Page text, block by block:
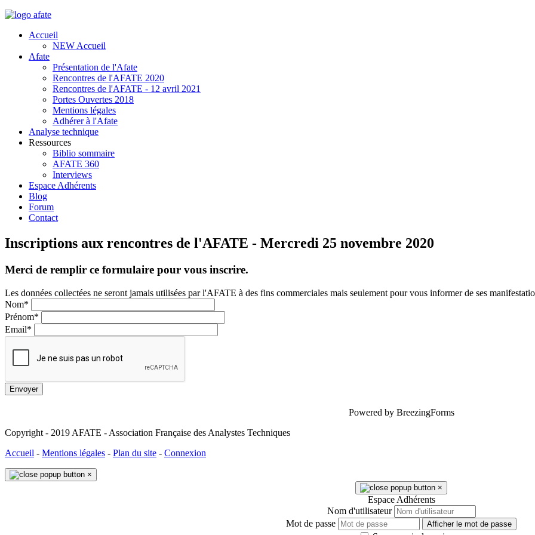
Accueil
NEW Accueil
Afate
Présentation de l'Afate
Rencontres de l'AFATE 2020
Rencontres de l'AFATE - 12 avril 2021
Portes Ouvertes 2018
Mentions légales
Adhérer à l'Afate
Analyse technique
Ressources
Biblio sommaire
AFATE 360
Interviews
Espace Adhérents
Blog
Forum
Contact
Inscriptions aux rencontres de l'AFATE - Mercredi 25 novembre 2020
Merci de remplir ce formulaire pour vous inscrire.
Les données collectées ne seront jamais utilisées par l'AFATE à des fins commerciales mais seulement pour vous informer de ses
Nom*
Prénom*
Email*
Envoyer
Powered by BreezingForms
Copyright - 2019 AFATE - Association Française des Analystes Techniques
Accueil - Mentions légales - Plan du site - Connexion
×
×
Espace Adhérents
Nom d'utilisateur
Mot de passe
Afficher le mot de passe